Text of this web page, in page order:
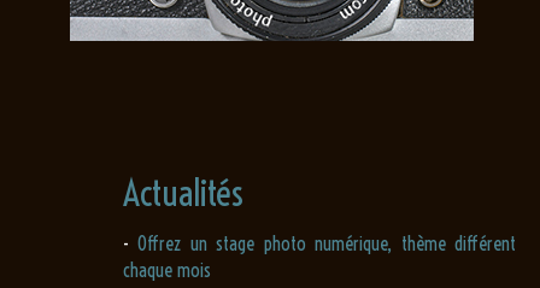
Actualités
-Offrez un stage photo numérique, thème différent
chaque mois